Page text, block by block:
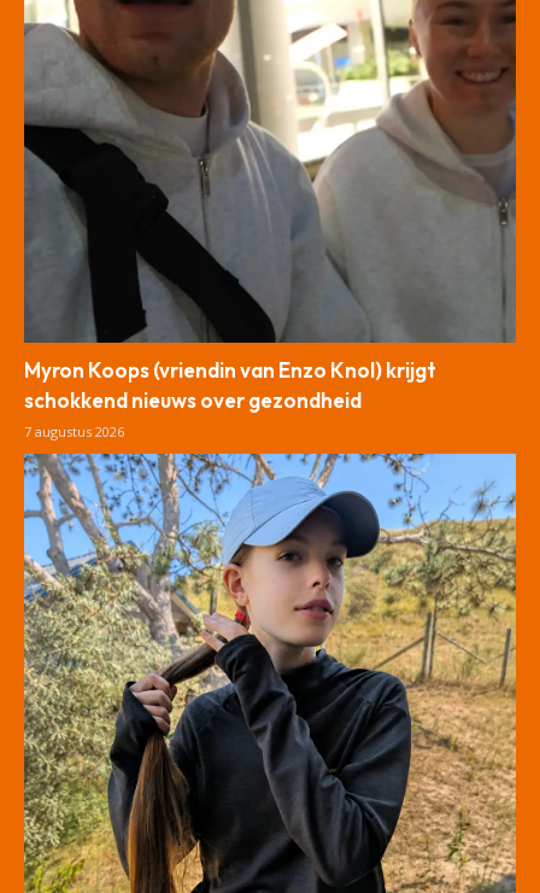
Myron Koops (vriendin van Enzo Knol) krijgt
schokkend nieuws over gezondheid
7 augustus 2026